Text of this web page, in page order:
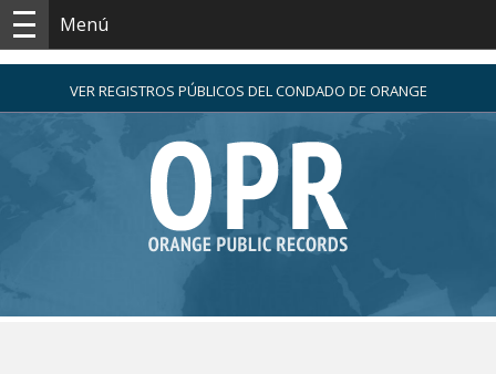
Menú
VER REGISTROS PÚBLICOS DEL CONDADO DE ORANGE